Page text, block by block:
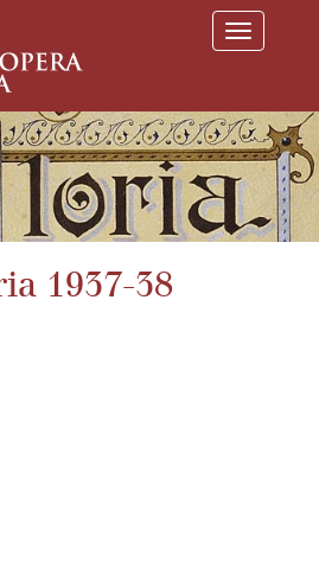
T
o
l
e
n
v
g
1937-38